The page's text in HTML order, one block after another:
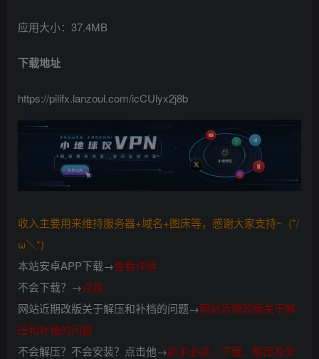
应用大小：37.4MB
下载地址
https://pilifx.lanzoul.com/icCUlyx2j8b
收入主要用来维持服务器+域名+图床等，感谢大家支持~ (*/
ω＼*)
本站安卓APP下载→查看详情
不会下载？→点我
网站近期改版关于解压和补档的问题→网站近期改版关于解
压和补档的问题
不会解压？不会安装？点击他→新手必读∴下载、解压及安